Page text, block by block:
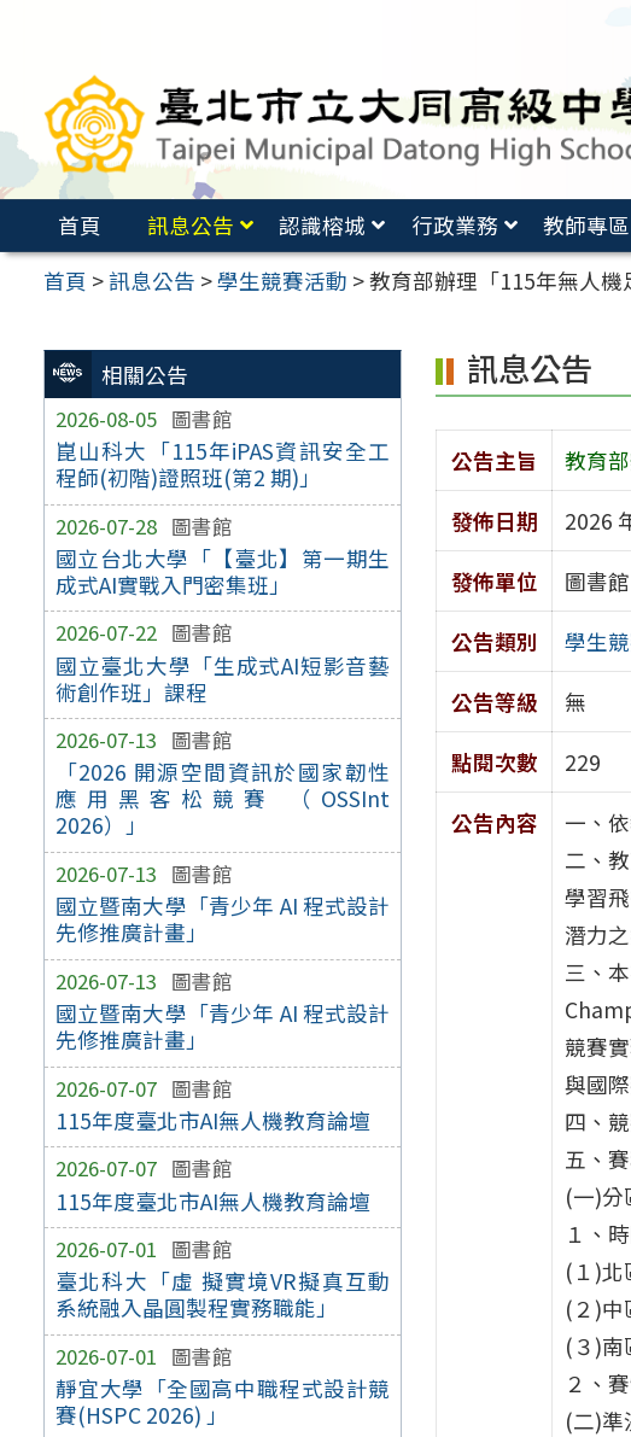
要
容
首頁 訊息公告 認識榕城 行政業務 教師專區
首頁 >訊息公告 >學生競賽活動 >教育部辦理「115年無人機
相關公告
2026-08-05 圖書館
崑山科大「115年iPAS資訊安全工
程師(初階)證照班(第2 期)」
2026-07-28 圖書館
國立台北大學「【臺北】第一期生
成式AI實戰入門密集班」
2026-07-22 圖書館
國立臺北大學「生成式AI短影音藝
術創作班」課程
2026-07-13 圖書館
「2026 開源空間資訊於國家韌性
應用黑客松競賽 （OSSInt
2026）」
2026-07-13 圖書館
國立暨南大學「青少年 AI 程式設計
先修推廣計畫」
2026-07-13 圖書館
國立暨南大學「青少年 AI 程式設計
先修推廣計畫」
2026-07-07 圖書館
115年度臺北市AI無人機教育論壇
2026-07-07 圖書館
115年度臺北市AI無人機教育論壇
2026-07-01 圖書館
臺北科大「虛 擬實境VR擬真互動
系統融入晶圓製程實務職能」
2026-07-01 圖書館
靜宜大學「全國高中職程式設計競
賽(HSPC 2026) 」
訊息公告
公告主旨
教育
發佈日期
2026
發佈單位
圖書館
公告類別
學生
公告等級
無
點閱次數
229
公告內容
一、
二、
學習
潛力
三、
競賽
與國
四、
五、
(一)分
１、
(１)北
(２)中
(３)南
２、
(二)準